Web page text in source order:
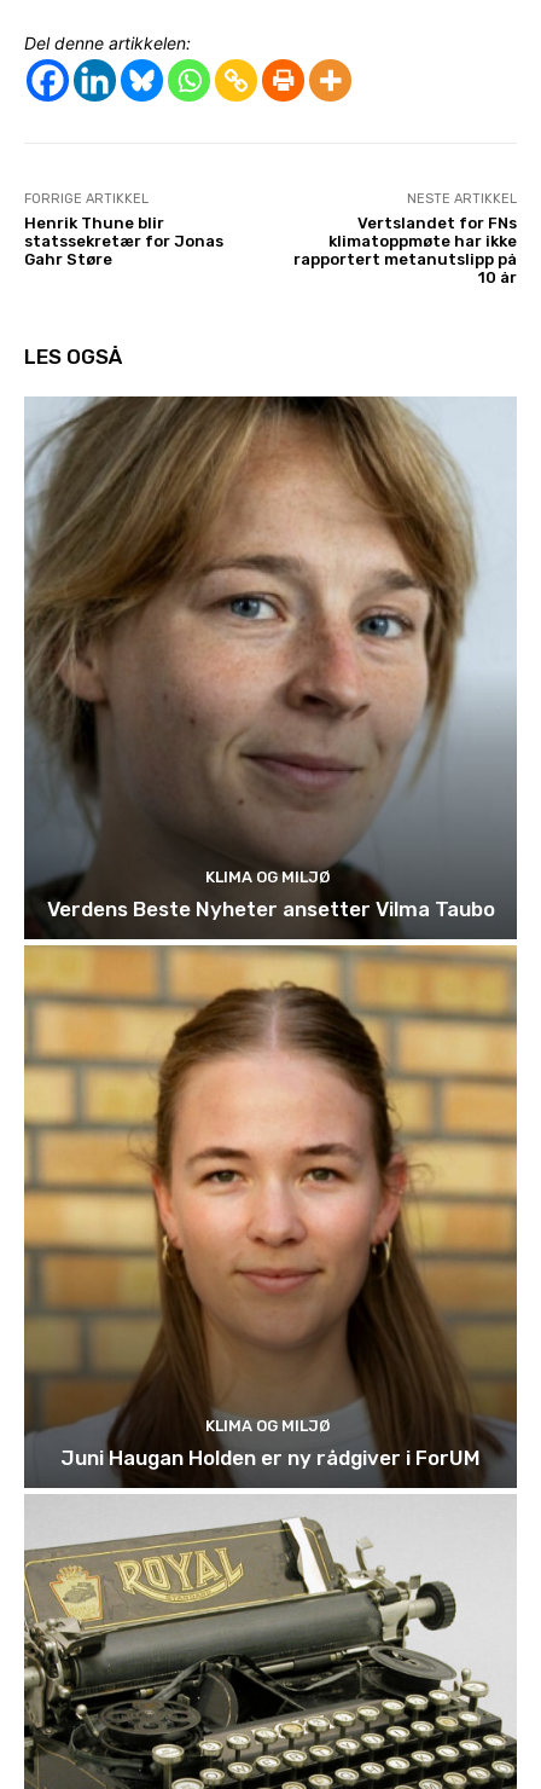
Del denne artikkelen:
FORRIGE ARTIKKEL
Henrik Thune blir
statssekretær for Jonas
Gahr Støre
NESTE ARTIKKEL
Vertslandet for FNs
klimatoppmøte har ikke
rapportert metanutslipp på
10 år
LES OGSÅ
KLIMA OG MILJØ
Verdens Beste Nyheter ansetter Vilma Taubo
KLIMA OG MILJØ
Juni Haugan Holden er ny rådgiver i ForUM